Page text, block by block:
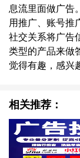
息流里面做广告
用推广、账号推
社交关系将广告
类型的产品来做
觉得有趣，感兴
相关推荐：